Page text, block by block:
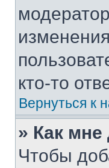
кто-то
Вернуться к
» Как
Чтобы